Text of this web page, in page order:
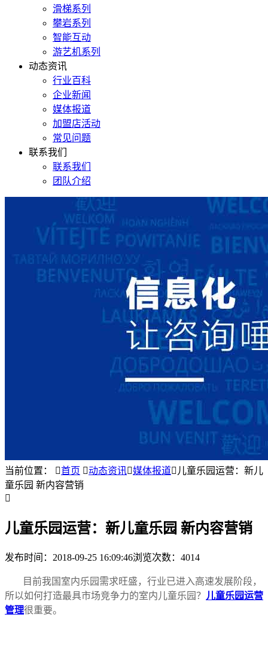
滑梯系列
攀岩系列
智能互动
游艺机系列
动态资讯
行业百科
企业新闻
媒体报道
加盟店活动
常见问题
联系我们
联系我们
团队介绍
当前位置： 首页 动态资讯媒体报道 儿童乐园运营：新儿
童乐园 新内容营销

儿童乐园运营：新儿童乐园 新内容营销
发布时间： 2018-09-25 16:09:46浏览次数：4014
目前我国室内乐园需求旺盛，行业已进入高速发展阶段，
所以如何打造最具市场竞争力的室内儿童乐园？ 儿童乐园运营
管理很重要。